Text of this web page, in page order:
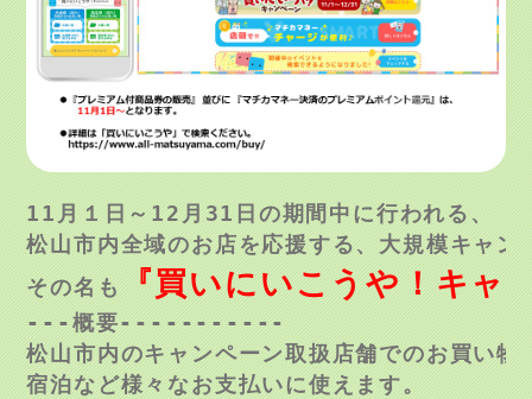
11月１日～12月31日の期間中に行われる、
松山市内全域のお店を応援する、大規模キャン
その名も『買いにいこうや！キャ
---概要-----------
松山市内のキャンペーン取扱店舗でのお買い物
宿泊など様々なお支払いに使えます。